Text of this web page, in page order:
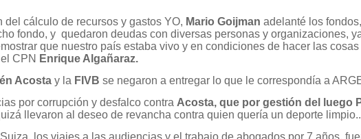
del cálculo de recursos y gastos YO, Mario Goijman adelanté los
fondo, y quedaron deudas con diversas personas y organizaciones,
que nuestro país estaba vivo y en condiciones de hacer las
CPN Enrique Algañaraz.
Acosta y la FIVBse negaron a entregar lo que le correspondía a
por corrupción y desfalco contra Acosta, que por gestión del luego
llevaron al deseo de revancha contra quien quería un deporte limpio..